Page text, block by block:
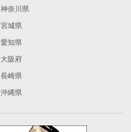
神奈川県
宮城県
愛知県
大阪府
長崎県
沖縄県